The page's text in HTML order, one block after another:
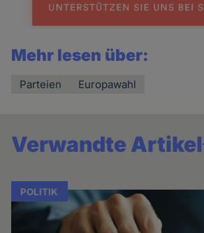
Mehr lesen über:
Parteien Europawahl
Verwandte Artikel
POLITIK